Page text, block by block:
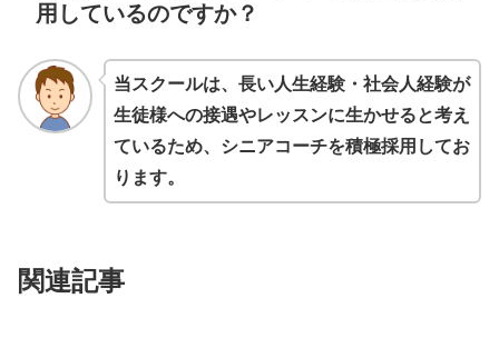
用しているのですか？
当スクールは、長い人生経験・社会人経験が
生徒様への接遇やレッスンに生かせると考え
ているため、シニアコーチを積極採用してお
ります。
関連記事